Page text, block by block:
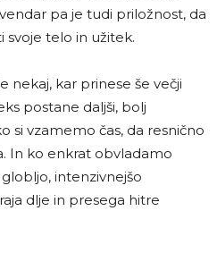
pa je tudi priložnost, da
svoje telo in užitek.
nekaj, kar prinese še večji
postane daljši, bolj
si vzamemo čas, da resnično
In ko enkrat obvladamo
intenzivnejšo
dlje in presega hitre